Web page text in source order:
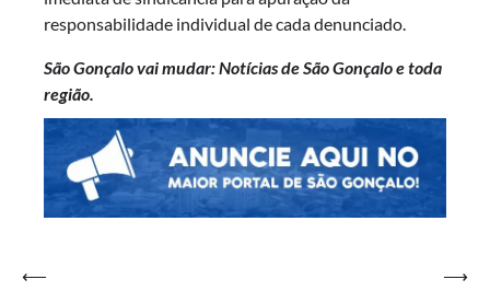
responsabilidade individual de cada denunciado.
São Gonçalo vai mudar: Notícias de São Gonçalo e toda
região.
Navegação
⟵ ⟶